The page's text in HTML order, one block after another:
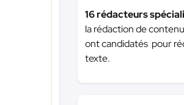
16 rédacteurs
la rédaction de
ont candidatés pour
texte.